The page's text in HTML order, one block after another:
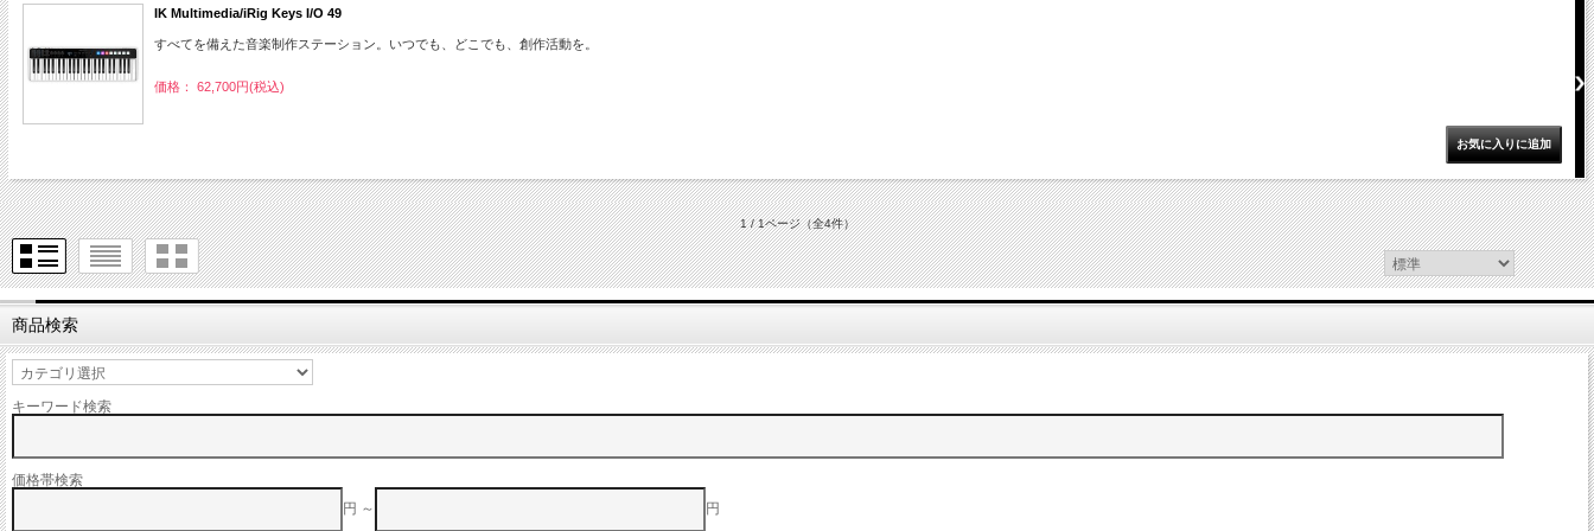
IK Multimedia/iRig Keys I/O 49
すべてを備えた音楽制作ステーション。いつでも、どこでも、創作活動を。
価格： 62,700円(税込)
1 / 1ページ（全4件）
商品検索
キーワード検索
価格帯検索
円 ～
円